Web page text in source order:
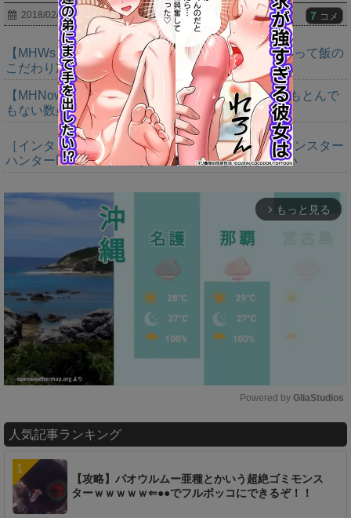
2018/02/02 7 コメ
【MHWs】やっぱいただきますの大切さ語るだけあって飯の
こだわり凄いよね
【MHNow】バゼルは緩和期間終わってるから今でもとんで
もない数必要なんじゃない？
［インタビュー］距離を超えて，一緒に狩る。「モンスター
ハンターNow」の新機能 フレンドリンク開発の狙い
arrow_forward_ios もっと見る
u
e
Powered by GliaStudios
人気記事ランキング
【攻略】パオウルムー亜種とかいう超絶ゴミモンス
ターｗｗｗｗｗ⇐●●でフルボッコにできるぞ！！